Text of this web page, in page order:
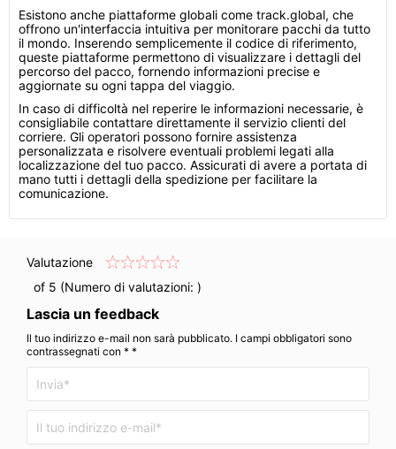
Esistono anche piattaforme globali come track.global, che
offrono un'interfaccia intuitiva per monitorare pacchi da tutto
il mondo. Inserendo semplicemente il codice di riferimento,
queste piattaforme permettono di visualizzare i dettagli del
percorso del pacco, fornendo informazioni precise e
aggiornate su ogni tappa del viaggio.
In caso di difficoltà nel reperire le informazioni necessarie, è
consigliabile contattare direttamente il servizio clienti del
corriere. Gli operatori possono fornire assistenza
personalizzata e risolvere eventuali problemi legati alla
localizzazione del tuo pacco. Assicurati di avere a portata di
mano tutti i dettagli della spedizione per facilitare la
comunicazione.
Valutazione
of 5 (Numero di valutazioni: )
Lascia un feedback
Il tuo indirizzo e-mail non sarà pubblicato. I campi obbligatori sono
contrassegnati con * *